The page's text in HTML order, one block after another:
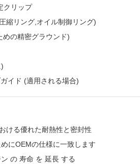
クリップ
縮リング,オイル制御リング)
めの精密グラウンド)
イド (適用される場合)
ける優れた耐熱性と密封性
にOEMの仕様に一致します
の 寿命 を 延長 する